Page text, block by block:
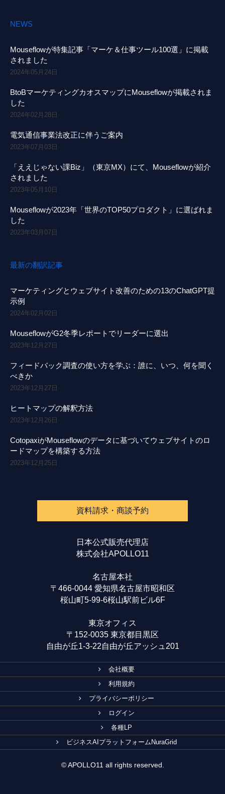
NEWS
Mouseflowが特集記事「マーケ＆仕事ツール100選」に掲載
されました
2024年05月24日
BtoBマーケティングカオスマップにMouseflowが掲載されま
した
2024年02月28日
電気通信事業法改正に伴うご案内
2023年07月03日
「ええじゃない課Biz」（東京MX）にて、Mouseflowが紹介
されました
2023年05月10日
Mouseflowが2023年「世界のTOP50プロダクト」に選ばれま
した
2023年03月07日
最新の翻訳記事
マーケティングとウェブサイト改善のための13のChatGPT提
示例
2024年02月02日
MouseflowがG2冬季レポートでリーダーに選出
2023年12月27日
フィードバック調査の使い方を学ぶ：誰に、いつ、何を聞く
べきか
2023年12月27日
ヒートマップの解釈方法
2023年12月26日
CotopaxiがMouseflowのデータに基づいてウェブサイトのロ
ードマップを構築する方法
2023年12月25日
資料請求・商談予約
日本公式販売代理店
株式会社APOLLO11
名古屋本社
〒466-0044 愛知県名古屋市昭和区
桜山町5-99-6桜山駅前ビル6F
東京オフィス
〒152-0035 東京都目黒区
自由が丘1-3-22自由が丘アッシュ201
会社概要
利用規約
プライバシーポリシー
ログイン
各種LP
ビジネスAIプラットフォームNuraGrid
© APOLLO11 all rights reserved.